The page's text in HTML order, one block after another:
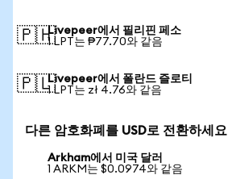
🇵🇭Livepeer에서 필리핀 페소
1 LPT는 ₱77.70와 같음
🇵🇱Livepeer에서 폴란드 즐로티
1 LPT는 zł 4.76와 같음
다른 암호화폐를 USD로 전환하세요
Arkham에서 미국 달러
1 ARKM는 $0.0974와 같음